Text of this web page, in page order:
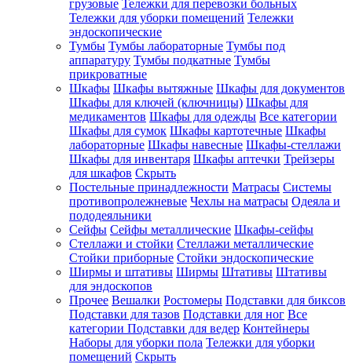
грузовые Тележки для перевозки больных
Тележки для уборки помещений Тележки
эндоскопические
Тумбы Тумбы лабораторные Тумбы под
аппаратуру Тумбы подкатные Тумбы
прикроватные
Шкафы Шкафы вытяжные Шкафы для документов
Шкафы для ключей (ключницы) Шкафы для
медикаментов Шкафы для одежды Все категории
Шкафы для сумок Шкафы картотечные Шкафы
лабораторные Шкафы навесные Шкафы-стеллажи
Шкафы для инвентаря Шкафы аптечки Трейзеры
для шкафов Скрыть
Постельные принадлежности Матрасы Системы
противопролежневые Чехлы на матрасы Одеяла и
пододеяльники
Сейфы Сейфы металлические Шкафы-сейфы
Стеллажи и стойки Стеллажи металлические
Стойки приборные Стойки эндоскопические
Ширмы и штативы Ширмы Штативы Штативы
для эндоскопов
Прочее Вешалки Ростомеры Подставки для биксов
Подставки для тазов Подставки для ног Все
категории Подставки для ведер Контейнеры
Наборы для уборки пола Тележки для уборки
помещений Скрыть